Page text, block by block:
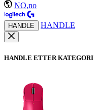
NO,no
HANDLE HANDLE
HANDLE ETTER KATEGORI